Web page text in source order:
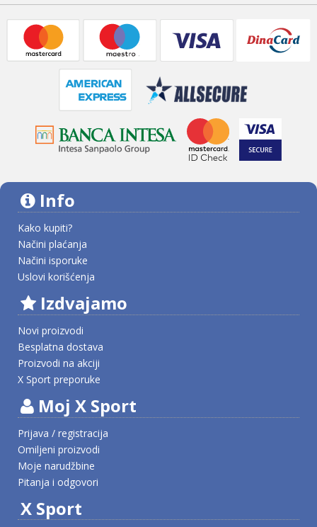
Info
Kako kupiti?
Načini plaćanja
Načini isporuke
Uslovi korišćenja
Izdvajamo
Novi proizvodi
Besplatna dostava
Proizvodi na akciji
X Sport preporuke
Moj X Sport
Prijava / registracija
Omiljeni proizvodi
Moje narudžbine
Pitanja i odgovori
X Sport